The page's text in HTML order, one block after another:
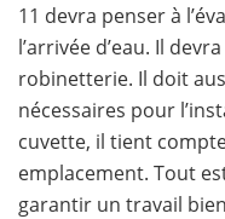
11 devra penser à
l’arrivée d’eau. Il
robinetterie. Il doit
nécessaires pour
cuvette, il tient
emplacement. Tout
garantir un travail